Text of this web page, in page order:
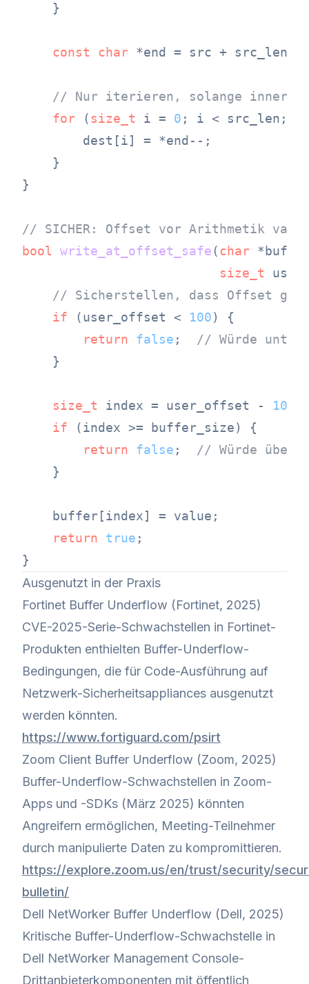
    }
const char *end = src + src_len
// Nur iterieren, solange
for ( size_t i = 0 ; i < src_len;
        dest[i] = *end--;
    }
}
// SICHER: Offset vor Arithmetik
bool
write_at_offset_safe(char
size_t
// Sicherstellen, dass Offset
if (user_offset < 100) {
return
false ; // Würde
    }
size_t index = user_offset - 100
if (index >= buffer_size) {
return
false ; // Würde
    }
    buffer[index] = value;
return
true ;
Ausgenutzt in der Praxis
Fortinet Buffer Underflow (Fortinet, 2025)
CVE-2025-Serie-Schwachstellen in Fortinet-
Produkten enthielten Buffer-Underflow-
Bedingungen, die für Code-Ausführung auf
Netzwerk-Sicherheitsappliances ausgenutzt
werden könnten.
https://www.fortiguard.com/psirt
Zoom Client Buffer Underflow (Zoom, 2025)
Buffer-Underflow-Schwachstellen in Zoom-
Apps und -SDKs (März 2025) könnten
Angreifern ermöglichen, Meeting-Teilnehmer
durch manipulierte Daten zu kompromittieren.
https://explore.zoom.us/en/trust/security/
bulletin/
Dell NetWorker Buffer Underflow (Dell, 2025)
Kritische Buffer-Underflow-Schwachstelle in
Dell NetWorker Management Console-
Drittanbieterkomponenten mit öffentlich